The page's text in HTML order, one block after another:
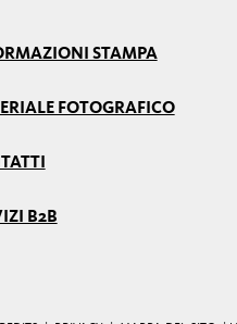
STAMPA
FOTOGRAFICO
B2B